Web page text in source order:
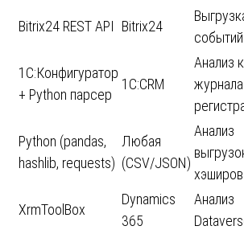
Bitrix24 REST API Bitrix24
событий
1С:Конфигуратор
+ Python парсер
1С:CRM
Анализ
журнала
Python (pandas,
hashlib, requests)
Любая
(CSV/JSON)
Анализ
XrmToolBox
Dynamics
365
Анализ